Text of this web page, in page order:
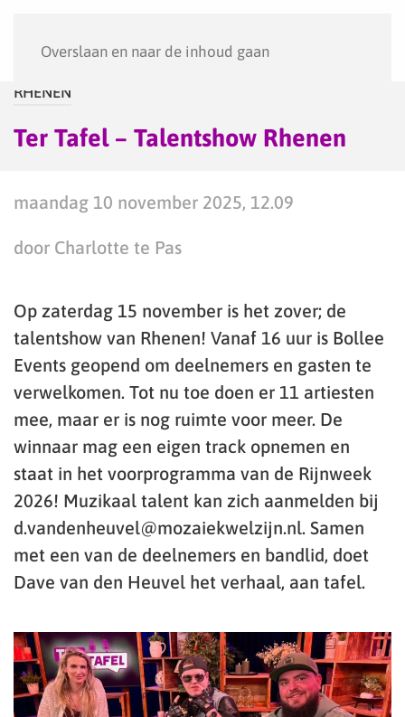
Overslaan en naar de inhoud gaan
RHENEN
Ter Tafel – Talentshow Rhenen
maandag 10 november 2025, 12.09
door Charlotte te Pas
Op zaterdag 15 november is het zover; de
talentshow van Rhenen! Vanaf 16 uur is Bollee
Events geopend om deelnemers en gasten te
verwelkomen. Tot nu toe doen er 11 artiesten
mee, maar er is nog ruimte voor meer. De
winnaar mag een eigen track opnemen en
staat in het voorprogramma van de Rijnweek
2026! Muzikaal talent kan zich aanmelden bij
d.vandenheuvel@mozaiekwelzijn.nl. Samen
met een van de deelnemers en bandlid, doet
Dave van den Heuvel het verhaal, aan tafel.